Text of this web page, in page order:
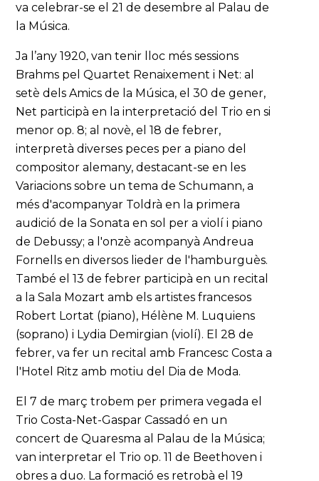
va celebrar-se el 21 de desembre al Palau de
la Música.
Ja l’any 1920, van tenir lloc més sessions
Brahms pel Quartet Renaixement i Net: al
setè dels Amics de la Música, el 30 de gener,
Net participà en la interpretació del Trio en si
menor op. 8; al novè, el 18 de febrer,
interpretà diverses peces per a piano del
compositor alemany, destacant-se en les
Variacions sobre un tema de Schumann, a
més d'acompanyar Toldrà en la primera
audició de la Sonata en sol per a violí i piano
de Debussy; a l'onzè acompanyà Andreua
Fornells en diversos lieder de l'hamburguès.
També el 13 de febrer participà en un recital
a la Sala Mozart amb els artistes francesos
Robert Lortat (piano), Hélène M. Luquiens
(soprano) i Lydia Demirgian (violí). El 28 de
febrer, va fer un recital amb Francesc Costa a
l'Hotel Ritz amb motiu del Dia de Moda.
El 7 de març trobem per primera vegada el
Trio Costa-Net-Gaspar Cassadó en un
concert de Quaresma al Palau de la Música;
van interpretar el Trio op. 11 de Beethoven i
obres a duo. La formació es retrobà el 19